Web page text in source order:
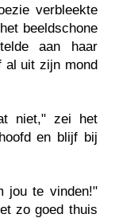
verbleekte
beeldschone
aan haar
al uit zijn mond
niet," zei het
en blijf bij
jou te vinden!"
zo goed thuis